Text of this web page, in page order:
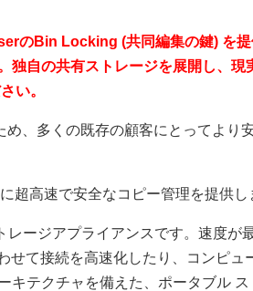
のBin Locking (共同編集の鍵) を
独自の共有ストレージを展開し、現
い。
、多くの既存の顧客にとってより
超高速で安全なコピー管理を提供し
ージアプライアンスです。速度が
て接続を高速化したり、コンピュ
テクチャを備えた、ポータブル